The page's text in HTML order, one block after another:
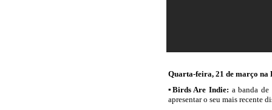
Quarta-feira, 21 de março
▪ Birds Are Indie: a banda
apresentar o seu mais recente